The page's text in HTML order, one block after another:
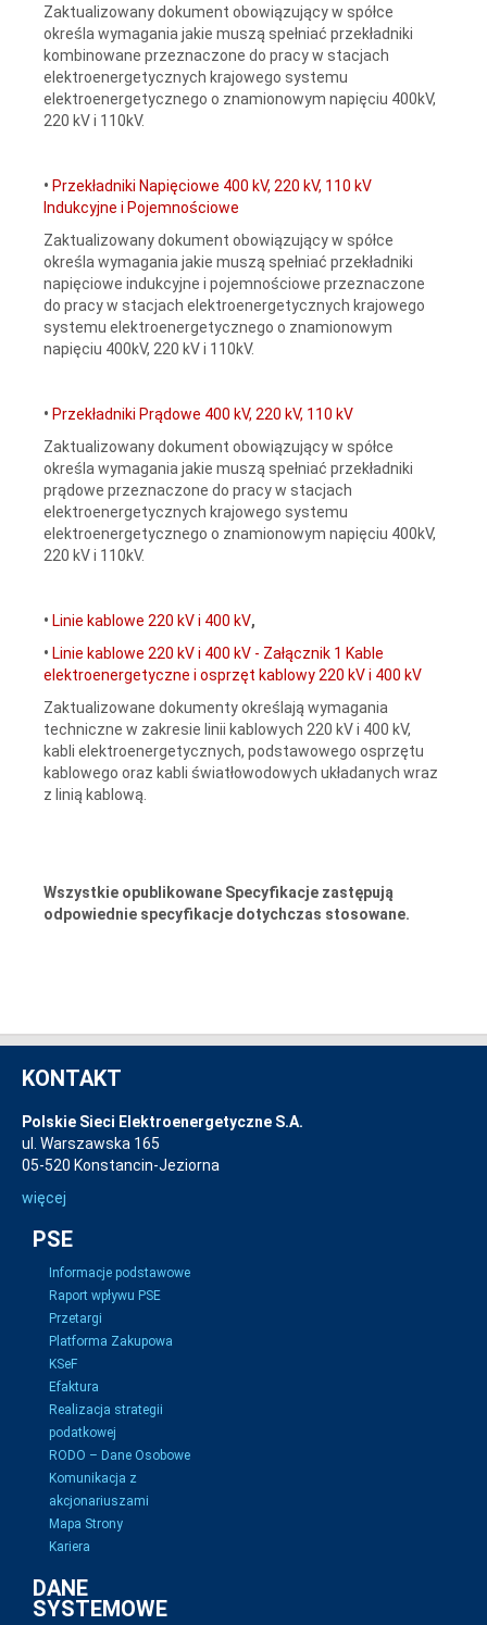
Zaktualizowany dokument obowiązujący w spółce
określa wymagania jakie muszą spełniać przekładniki
kombinowane przeznaczone do pracy w stacjach
elektroenergetycznych krajowego systemu
elektroenergetycznego o znamionowym napięciu 400kV,
220 kV i 110kV.
• Przekładniki Napięciowe 400 kV, 220 kV, 110 kV
Indukcyjne i Pojemnościowe
Zaktualizowany dokument obowiązujący w spółce
określa wymagania jakie muszą spełniać przekładniki
napięciowe indukcyjne i pojemnościowe przeznaczone
do pracy w stacjach elektroenergetycznych krajowego
systemu elektroenergetycznego o znamionowym
napięciu 400kV, 220 kV i 110kV.
• Przekładniki Prądowe 400 kV, 220 kV, 110 kV
Zaktualizowany dokument obowiązujący w spółce
określa wymagania jakie muszą spełniać przekładniki
prądowe przeznaczone do pracy w stacjach
elektroenergetycznych krajowego systemu
elektroenergetycznego o znamionowym napięciu 400kV,
220 kV i 110kV.
• Linie kablowe 220 kV i 400 kV,
• Linie kablowe 220 kV i 400 kV - Załącznik 1 Kable
elektroenergetyczne i osprzęt kablowy 220 kV i 400 kV
Zaktualizowane dokumenty określają wymagania
techniczne w zakresie linii kablowych 220 kV i 400 kV,
kabli elektroenergetycznych, podstawowego osprzętu
kablowego oraz kabli światłowodowych układanych wraz
z linią kablową.
Wszystkie opublikowane Specyfikacje zastępują
odpowiednie specyfikacje dotychczas stosowane.
KONTAKT
Polskie Sieci Elektroenergetyczne S.A.
ul. Warszawska 165
05-520 Konstancin-Jeziorna
więcej
PSE
Informacje podstawowe
Raport wpływu PSE
Przetargi
Platforma Zakupowa
KSeF
Efaktura
Realizacja strategii
podatkowej
RODO – Dane Osobowe
Komunikacja z
akcjonariuszami
Mapa Strony
Kariera
DANE
SYSTEMOWE